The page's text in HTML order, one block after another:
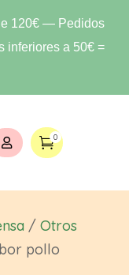
120€ — Pedidos
inferiores a 50€ =
 0
/ Otros
pollo